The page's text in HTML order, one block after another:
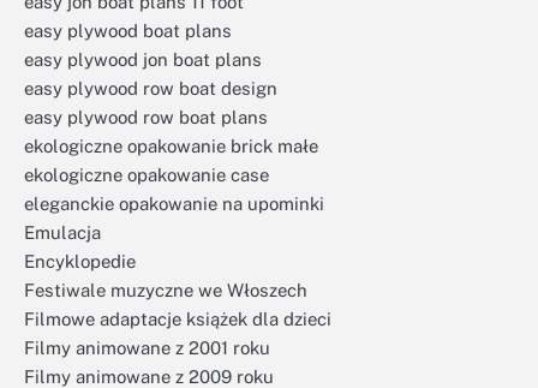
easy plywood boat plans
easy plywood jon boat plans
easy plywood row boat design
easy plywood row boat plans
ekologiczne opakowanie brick małe
ekologiczne opakowanie case
eleganckie opakowanie na upominki
Emulacja
Encyklopedie
Festiwale muzyczne we Włoszech
Filmowe adaptacje książek dla dzieci
Filmy animowane z 2001 roku
Filmy animowane z 2009 roku